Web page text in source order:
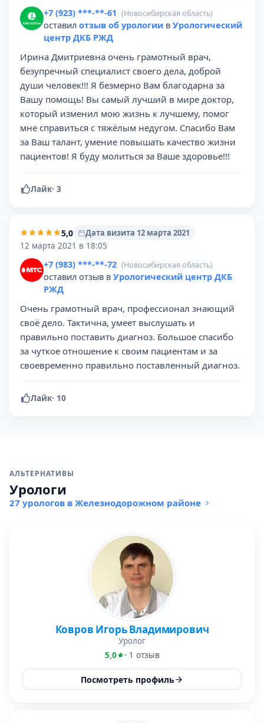
+7 (923) ***-**-61 (Новосибирская область)
оставил отзыв об урологии в Урологический
центр ДКБ РЖД
Ирина Дмитриевна очень грамотный врач,
безупречный специалист своего дела, доброй
души человек!!! Я безмерно Вам благодарна за
Вашу помощь! Вы самый лучший в мире доктор,
который изменил мою жизнь к лучшему, помог
мне справиться с тяжёлым недугом. Спасибо Вам
за Ваш талант, умение повышать качество жизни
пациентов! Я буду молиться за Ваше здоровье!!!
Лайк· 3
5,0
Дата визита 12 марта 2021
12 марта 2021 в 18:05
+7 (983) ***-**-72 (Новосибирская область)
оставил отзыв в Урологический центр ДКБ
РЖД
Очень грамотный врач, профессионал знающий
своё дело. Тактична, умеет выслушать и
правильно поставить диагноз. Большое спасибо
за чуткое отношение к своим пациентам и за
своевременно правильно поставленный диагноз.
Лайк· 10
АЛЬТЕРНАТИВЫ
Урологи
27 урологов в Железнодорожном районе
Ковров Игорь Владимирович
Уролог
5,0
· 1 отзыв
Посмотреть профиль